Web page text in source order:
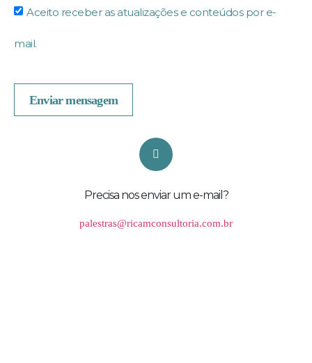
Aceito receber as atualizações e conteúdos por e-
mail.
Enviar mensagem
Precisa nos enviar um e-mail?
palestras@ricamconsultoria.com.br